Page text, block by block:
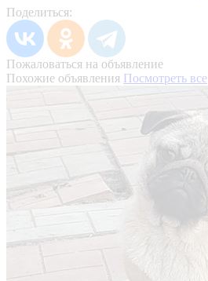
Поделиться:
Пожаловаться на объявление
Похожие объявления Посмотреть все